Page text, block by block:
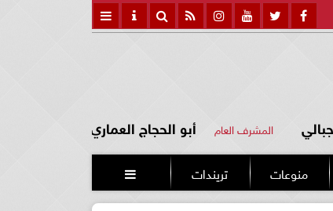
المشرف العام أبو الحجاج العماري
منوعات تريندات 